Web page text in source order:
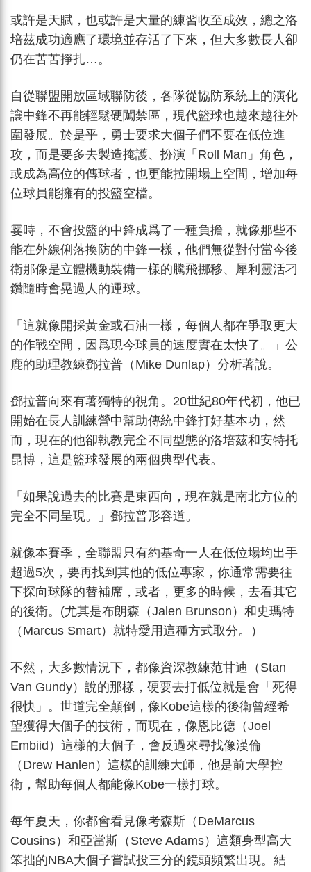
或許是天賦，也或許是大量的練習收至成效，總之洛
培茲成功適應了環境並存活了下來，但大多數長人卻
仍在苦苦掙扎…。
自從聯盟開放區域聯防後，各隊從協防系統上的演化
讓中鋒不再能輕鬆硬闖禁區，現代籃球也越來越往外
圍發展。於是乎，勇士要求大個子們不要在低位進
攻，而是要多去製造掩護、扮演「Roll Man」角色，
或成為高位的傳球者，也更能拉開場上空間，增加每
位球員能擁有的投籃空檔。
霎時，不會投籃的中鋒成爲了一種負擔，就像那些不
能在外線俐落換防的中鋒一樣，他們無從對付當今後
衛那像是立體機動裝備一樣的騰飛挪移、犀利靈活刁
鑽隨時會晃過人的運球。
「這就像開採黃金或石油一樣，每個人都在爭取更大
的作戰空間，因爲現今球員的速度實在太快了。」公
鹿的助理教練鄧拉普（Mike Dunlap）分析著說。
鄧拉普向來有著獨特的視角。20世紀80年代初，他已
開始在長人訓練營中幫助傳統中鋒打好基本功，然
而，現在的他卻執教完全不同型態的洛培茲和安特托
昆博，這是籃球發展的兩個典型代表。
「如果說過去的比賽是東西向，現在就是南北方位的
完全不同呈現。」鄧拉普形容道。
就像本賽季，全聯盟只有約基奇一人在低位場均出手
超過5次，要再找到其他的低位專家，你通常需要往
下探向球隊的替補席，或者，更多的時候，去看其它
的後衛。(尤其是布朗森（Jalen Brunson）和史瑪特
（Marcus Smart）就特愛用這種方式取分。）
不然，大多數情況下，都像資深教練范甘迪（Stan
Van Gundy）說的那樣，硬要去打低位就是會「死得
很快」。世道完全顛倒，像Kobe這樣的後衛曾經希
望獲得大個子的技術，而現在，像恩比德（Joel
Embiid）這樣的大個子，會反過來尋找像漢倫
（Drew Hanlen）這樣的訓練大師，他是前大學控
衛，幫助每個人都能像Kobe一樣打球。
每年夏天，你都會看見像考森斯（DeMarcus
Cousins）和亞當斯（Steve Adams）這類身型高大
笨拙的NBA大個子嘗試投三分的鏡頭頻繁出現。結